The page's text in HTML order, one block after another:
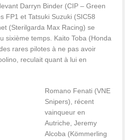
Darryn Binder (CIP – Green
FP1 et Tatsuki Suzuki (SIC58
(Sterilgarda Max Racing) se
sixième temps. Kaito Toba (Honda
rares pilotes à ne pas avoir
reculait quant à lui en
Romano Fenati (VNE
Snipers), récent
vainqueur en
Autriche, Jeremy
Alcoba (Kömmerling